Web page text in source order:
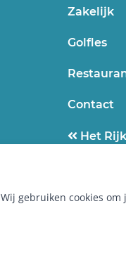
Zakelijk
Golfles
Contact
Het
Wij gebruiken cookies